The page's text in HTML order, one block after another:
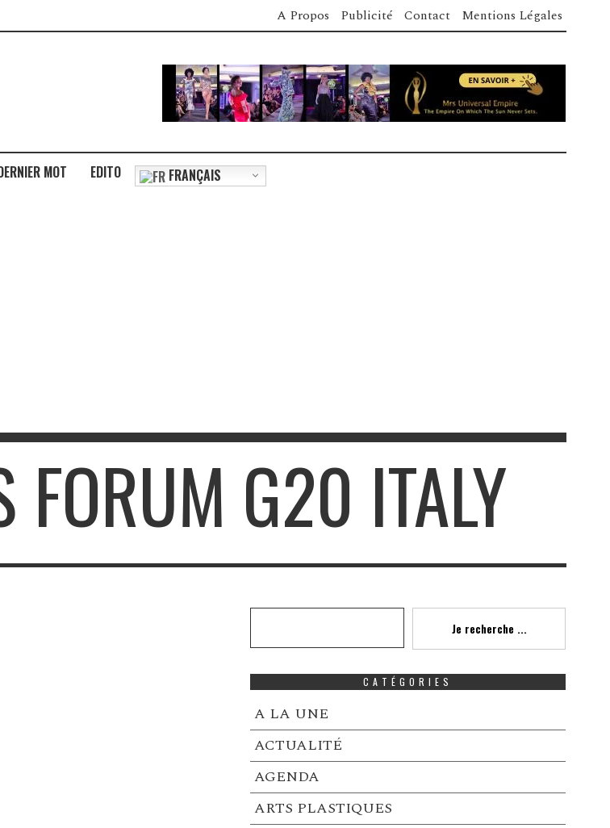
A Propos Publicité Contact Mentions Légales
MOT EDITO FRANÇAIS
FORUM G20 ITALY
Je recherche ...
CATÉGORIES
A LA UNE
ACTUALITÉ
AGENDA
ARTS PLASTIQUES